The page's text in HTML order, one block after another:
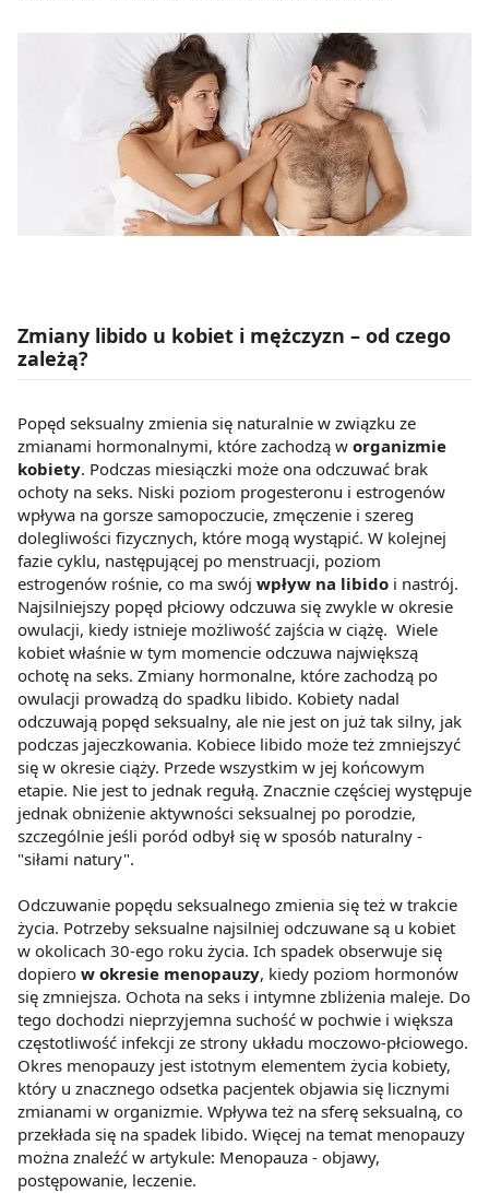
Zmiany libido u kobiet i mężczyzn – od czego
zależą?
Popęd seksualny zmienia się naturalnie w związku ze
zmianami hormonalnymi, które zachodzą w organizmie
kobiety. Podczas miesiączki może ona odczuwać brak
ochoty na seks. Niski poziom progesteronu i estrogenów
wpływa na gorsze samopoczucie, zmęczenie i szereg
dolegliwości fizycznych, które mogą wystąpić. W kolejnej
fazie cyklu, następującej po menstruacji, poziom
estrogenów rośnie, co ma swój wpływ na libido i nastrój.
Najsilniejszy popęd płciowy odczuwa się zwykle w okresie
owulacji, kiedy istnieje możliwość zajścia w ciążę. Wiele
kobiet właśnie w tym momencie odczuwa największą
ochotę na seks. Zmiany hormonalne, które zachodzą po
owulacji prowadzą do spadku libido. Kobiety nadal
odczuwają popęd seksualny, ale nie jest on już tak silny, jak
podczas jajeczkowania. Kobiece libido może też zmniejszyć
się w okresie ciąży. Przede wszystkim w jej końcowym
etapie. Nie jest to jednak regułą. Znacznie częściej występuje
jednak obniżenie aktywności seksualnej po porodzie,
szczególnie jeśli poród odbył się w sposób naturalny -
"siłami natury".
Odczuwanie popędu seksualnego zmienia się też w trakcie
życia. Potrzeby seksualne najsilniej odczuwane są u kobiet
w okolicach 30-ego roku życia. Ich spadek obserwuje się
dopiero w okresie menopauzy, kiedy poziom hormonów
się zmniejsza. Ochota na seks i intymne zbliżenia maleje. Do
tego dochodzi nieprzyjemna suchość w pochwie i większa
częstotliwość infekcji ze strony układu moczowo-płciowego.
Okres menopauzy jest istotnym elementem życia kobiety,
który u znacznego odsetka pacjentek objawia się licznymi
zmianami w organizmie. Wpływa też na sferę seksualną, co
przekłada się na spadek libido. Więcej na temat menopauzy
można znaleźć w artykule: Menopauza - objawy,
postępowanie, leczenie.